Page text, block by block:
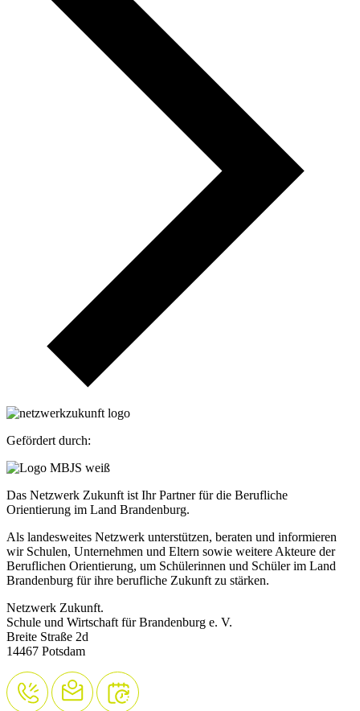
Gefördert durch:
Das Netzwerk Zukunft ist Ihr Partner für die Berufliche
Orientierung im Land Brandenburg.
Als landesweites Netzwerk unterstützen, beraten und informieren
wir Schulen, Unternehmen und Eltern sowie weitere Akteure der
Beruflichen Orientierung, um Schülerinnen und Schüler im Land
Brandenburg für ihre berufliche Zukunft zu stärken.
Netzwerk Zukunft.
Schule und Wirtschaft für Brandenburg e. V.
Breite Straße 2d
14467 Potsdam